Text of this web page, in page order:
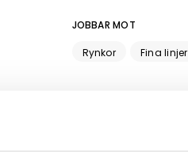
JOBBAR MOT
Rynkor Fina linjer